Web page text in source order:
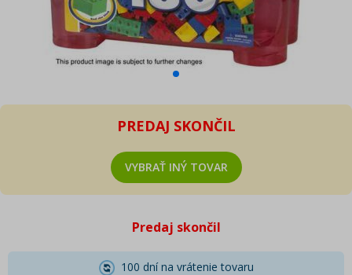
PREDAJ SKONČIL
VYBRAŤ INÝ TOVAR
Predaj skončil
100 dní na vrátenie tovaru